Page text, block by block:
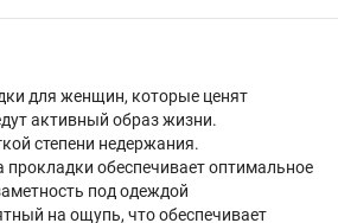
для женщин, которые ценят
активный образ жизни.
степени недержания.
обеспечивает оптимальное
под одеждой
на ощупь, что обеспечивает